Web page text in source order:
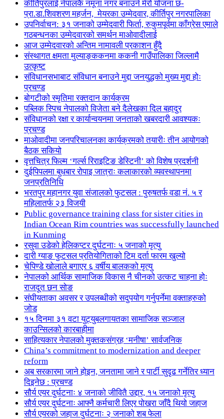
कीर्तिपुरलाई नेपालकै नमूना नगर बनाउने मेरो योजना छ-
प्रा.डा.शिवशरण महर्जन, मेयरका उम्मेदवार, कीर्तिपुर नगरपालिका
उपनिर्वाचन: ३१ जनाको उम्मेदवारी फिर्ता, रुकुमपूर्वमा काँग्रेस एमाले
गठबन्धनका उम्मेदवारको समर्थन माओवादीलाई
आज उम्मेदवारको अन्तिम नामावली प्रकाशन हुँदै
संस्थागत क्षमता मुल्याङ्ककनमा ककनी गाउँपालिका जिल्लामै
उत्कृष्ट
संविधानसभाबाट संविधान बनाउने मुद्दा जनयुद्धको मुख्य मुद्दा होः
प्रचण्ड
बोगटीको स्मृतिमा रक्तदान कार्यक्रम
पब्लिक स्पिच नेपालको विजेता बने दैलेखका दिल बहादुर
संविधानको रक्षा र कार्यान्वयनमा जनताको खबरदारी आवश्यकः
प्रचण्ड
माओवादीमा जनपरिचालनका कार्यक्रमको तयारीः तीन आयोगको
बैठक सकियो
वृत्तचित्र फिल्म ‘गर्ल्स रिराइटिङ डेस्टिनी’ को विशेष प्रदर्शनी
दुईपिपलमा बुधबार रोपाइ जात्राः कलाकारको व्यवस्थापनमा
जनप्रतिनिधि
भरतपुर महानगर युवा संजालको फुटसल : पुरुषतर्फ वडा नं. ५ र
महिलातर्फ २३ विजयी
Public governance training class for sister cities in
Indian Ocean Rim countries was successfully launched
in Kunming
रसुवा उडेको हेलिकप्टर दुर्घटनाः ५ जनाको मृत्यु
दारी ग्याङ फुटसल प्रतियोगिताको टिम दर्ता फारम खुल्यो
चेपिण्डे खोलाले बगाएर ६ वर्षीय बालकको मृत्यु
नेपालको आर्थिक सामाजिक विकास नै चीनको उत्कट चाहना होः
राजदूत छन सोङ
संघीयताका अवसर र उपलब्धीको सदुपयोग गर्नुपर्नेमा वक्ताहरुको
जोड
१५ दिनमा ३१ वटा युट्युबलगायतका सामाजिक सञ्जाल
काउन्सिलको कारबाहीमा
साहित्यकार नेपालको मुक्तकसंग्रह ‘मनीषा’ सार्वजनिक
China’s commitment to modernization and deeper
reform
अब सरकारमा जाने होइन, जनतामा जाने र पार्टी सुदृढ गर्नेतिर ध्यान
दिइनेछ : प्रचण्ड
सौर्य एयर दुर्घटनाः ४ जनाको जीवितै उद्दार, १५ जनाको मृत्यु
सौर्य एयर दुर्घटनाः आफ्नै कर्मचारी लिएर पोखरा जाँदै थियो जहाज
सौर्य एयरको जहाज दुर्घटनाः २ जनाको शब फेला